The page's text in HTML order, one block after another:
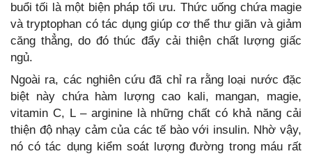
buổi tối là một biện pháp tối ưu. Thức uống chứa magie
và tryptophan có tác dụng giúp cơ thể thư giãn và giảm
căng thẳng, do đó thúc đẩy cải thiện chất lượng giấc
ngủ.
Ngoài ra, các nghiên cứu đã chỉ ra rằng loại nước đặc
biệt này chứa hàm lượng cao kali, mangan, magie,
vitamin C, L – arginine là những chất có khả năng cải
thiện độ nhạy cảm của các tế bào với insulin. Nhờ vậy,
nó có tác dụng kiểm soát lượng đường trong máu rất